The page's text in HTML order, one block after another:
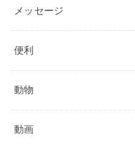
メッセージ
便利
動物
動画